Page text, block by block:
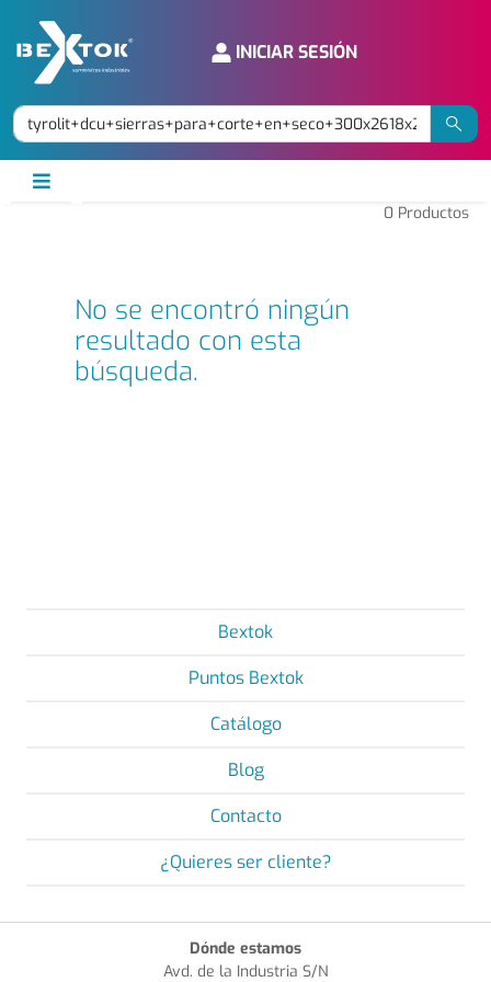
INICIAR SESIÓN
0 Productos
No se encontró ningún
resultado con esta
búsqueda.
Bextok
Puntos Bextok
Catálogo
Blog
Contacto
¿Quieres ser cliente?
Dónde estamos
Avd. de la Industria S/N